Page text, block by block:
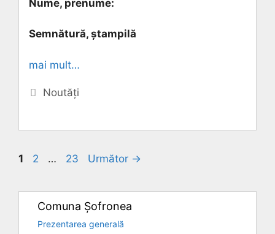
Nume, prenume:
Semnătură, ștampilă
mai mult…
Categorii
Noutăți
Pagina
1 Pagina
2 … Pagina
23 Următor →
Comuna Șofronea
Prezentarea generală